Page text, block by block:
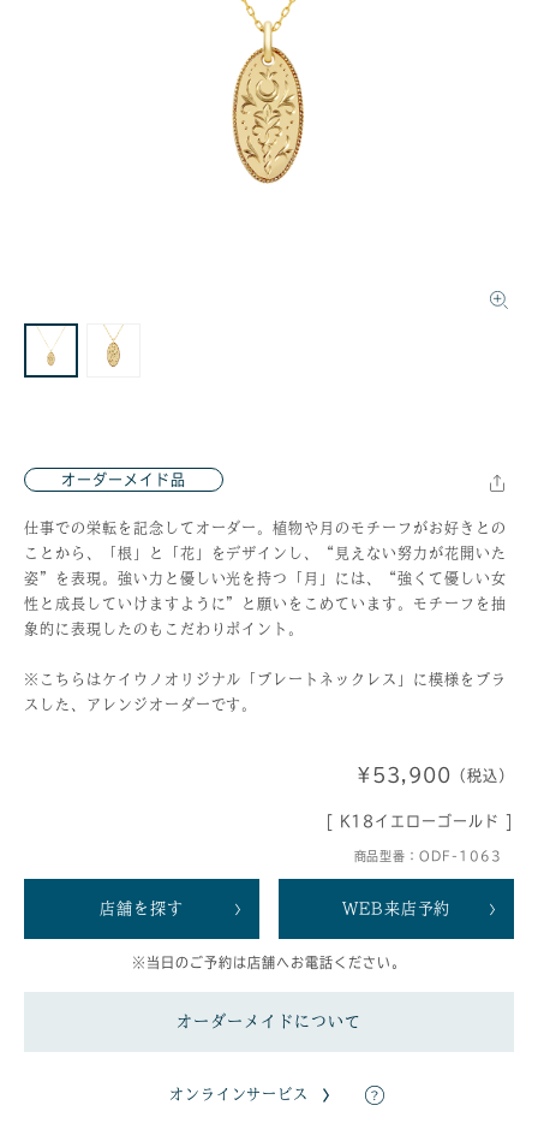
オーダーメイド品
仕事での栄転を記念してオーダー。植物や月のモチーフがお好きとの
ことから、「根」と「花」をデザインし、“見えない努力が花開いた
姿”を表現。強い力と優しい光を持つ「月」には、“強くて優しい女
性と成長していけますように”と願いをこめています。モチーフを抽
象的に表現したのもこだわりポイント。
※こちらはケイウノオリジナル「プレートネックレス」に模様をプラ
スした、アレンジオーダーです。
¥53,900 （税込）
[ K18イエローゴールド ]
商品型番：ODF-1063
店舗を探す WEB来店予約
※当日のご予約は店舗へお電話ください。
オーダーメイドについて
オンラインサービス